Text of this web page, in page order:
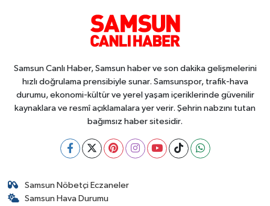
Samsun Canlı Haber, Samsun haber ve son dakika gelişmelerini
hızlı doğrulama prensibiyle sunar. Samsunspor, trafik-hava
durumu, ekonomi-kültür ve yerel yaşam içeriklerinde güvenilir
kaynaklara ve resmî açıklamalara yer verir. Şehrin nabzını tutan
bağımsız haber sitesidir.
Samsun Nöbetçi Eczaneler
Samsun Hava Durumu